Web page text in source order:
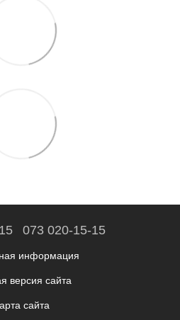
073 020-15-15
информация
версия сайта
сайта